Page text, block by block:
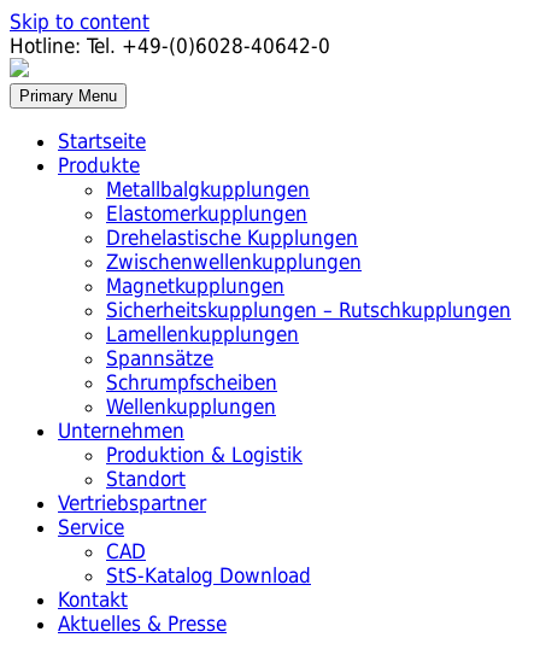
Skip to content
Hotline: Tel. +49-(0)6028-40642-0
Primary Menu
Startseite
Produkte
Metallbalgkupplungen
Elastomerkupplungen
Drehelastische Kupplungen
Zwischenwellenkupplungen
Magnetkupplungen
Sicherheitskupplungen – Rutschkupplungen
Lamellenkupplungen
Spannsätze
Schrumpfscheiben
Wellenkupplungen
Unternehmen
Produktion & Logistik
Standort
Vertriebspartner
Service
CAD
StS-Katalog Download
Kontakt
Aktuelles & Presse